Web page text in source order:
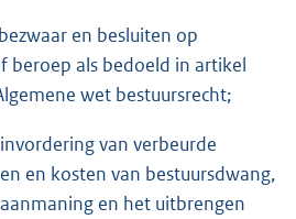
en besluiten op
beroep als bedoeld in artikel
wet bestuursrecht;
van verbeurde
en kosten van bestuursdwang,
en het uitbrengen